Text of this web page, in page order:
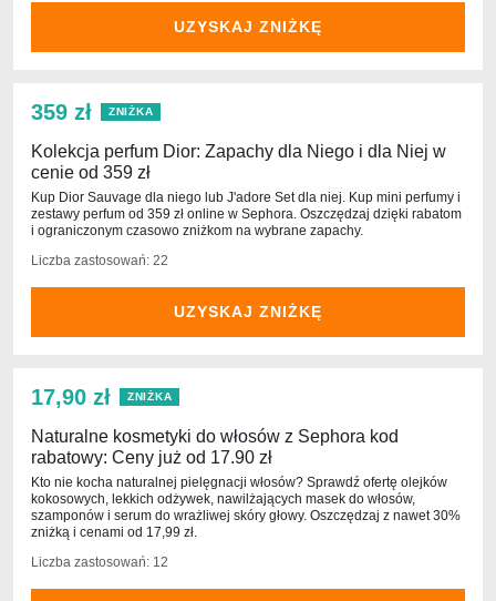
UZYSKAJ ZNIŻKĘ
359 zł ZNIŻKA
Kolekcja perfum Dior: Zapachy dla Niego i dla Niej w
cenie od 359 zł
Kup Dior Sauvage dla niego lub J'adore Set dla niej. Kup mini perfumy i
zestawy perfum od 359 zł online w Sephora. Oszczędzaj dzięki rabatom
i ograniczonym czasowo zniżkom na wybrane zapachy.
Liczba zastosowań: 22
UZYSKAJ ZNIŻKĘ
17,90 zł ZNIŻKA
Naturalne kosmetyki do włosów z Sephora kod
rabatowy: Ceny już od 17.90 zł
Kto nie kocha naturalnej pielęgnacji włosów? Sprawdź ofertę olejków
kokosowych, lekkich odżywek, nawilżających masek do włosów,
szamponów i serum do wrażliwej skóry głowy. Oszczędzaj z nawet 30%
zniżką i cenami od 17,99 zł.
Liczba zastosowań: 12